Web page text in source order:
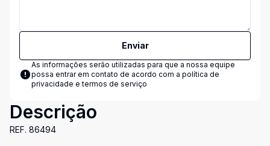
Enviar
As informações serão utilizadas para que a nossa equipe
possa entrar em contato de acordo com a política de
privacidade e termos de serviço
Descrição
REF. 86494